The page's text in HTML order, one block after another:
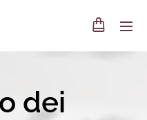
dei